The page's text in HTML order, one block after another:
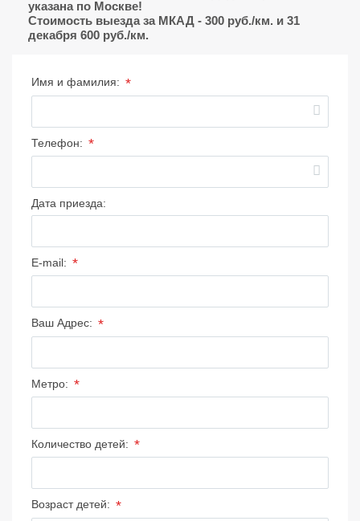
указана по Москве!
Стоимость выезда за МКАД - 300 руб./км. и 31
декабря 600 руб./км.
Имя и фамилия: *
Телефон: *
Дата приезда:
E-mail: *
Ваш Адрес: *
Метро: *
Количество детей: *
Возраст детей: *